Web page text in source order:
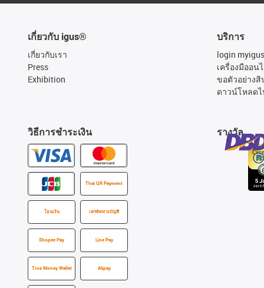
เกี่ยวกับ igus®
เกี่ยวกับเรา
Press
Exhibition
วิธีการชำระเงิน
Thai QR Payment
โอนเงิน เครดิตทางบัญชี
Shopee Pay Line Pay
True Money Wallet Alipay
บริการ
login myigus
เครื่องมืออน
ขอตัวอย่าง
ดาวน์โหลดไ
รางวัล